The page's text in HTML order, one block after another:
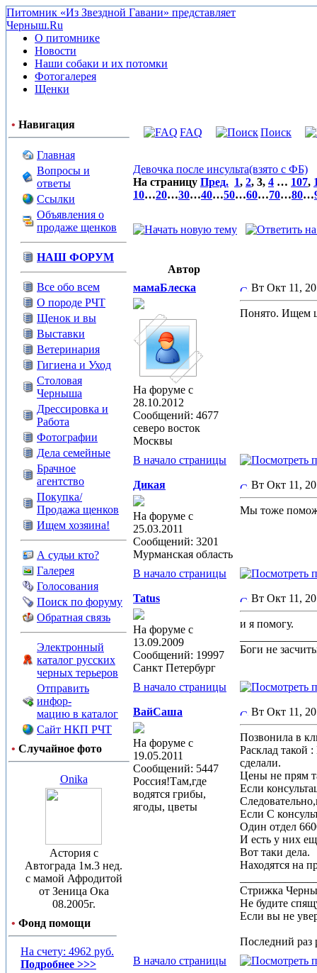
Питомник «Из Звездной Гавани» представляет
Черныш.Ru
О питомнике
Новости
Наши собаки и их потомки
Фотогалерея
Щенки
• Навигация
Главная
Вопросы и
ответы
Ссылки
Объявления о
продаже щенков
НАШ ФОРУМ
Все обо всем
О породе РЧТ
Щенок и вы
Выставки
Ветеринария
Гигиена и Уход
Столовая
Черныша
Дрессировка и
Работа
Фотографии
Дела семейные
Брачное
агентство
Покупка/
Продажа щенков
Ищем хозяина!
А судьи кто?
Галерея
Голосования
Поиск по форуму
Обратная связь
Электронный
каталог русских
черных терьеров
Отправить
инфор-
мацию в каталог
Сайт НКП РЧТ
• Случайное фото
Onika
Астория с
Автограда 1м.3 нед.
с мамой Афродитой
от Зеница Ока
08.2005г.
• Фонд помощи
На счету: 4962 руб.
Подробнее >>>
FAQ Поиск
Девочка после инсульта(взято с ФБ)
На страницу Пред. 1, 2, 3, 4 … 107,
10…20…30…40…50…60…70…80…
Автор
мамаБлеска
На форуме с
28.10.2012
Сообщений: 4677
северо восток
Москвы
Вт Окт 11,
Понято. Ищем
В начало страницы
Дикая
На форуме с
25.03.2011
Сообщений: 3201
Мурманская область
Вт Окт 11,
Мы тоже
В начало страницы
Tatus
На форуме с
13.09.2009
Сообщений: 19997
Санкт Петербург
Вт Окт 11,
и я помогу.
Боги не
В начало страницы
ВайСаша
На форуме с
19.05.2011
Сообщений: 5447
Россия!Там,где
водятся грибы,
ягоды, цветы
Вт Окт 11,
Позвонила в
Расклад такой
сделали.
Цены не прям
Если
Если С
Один отдел
И есть у них
Вот таки дела.
Находятся на
Стрижка
Не будите
Если вы не
Последний раз
В начало страницы